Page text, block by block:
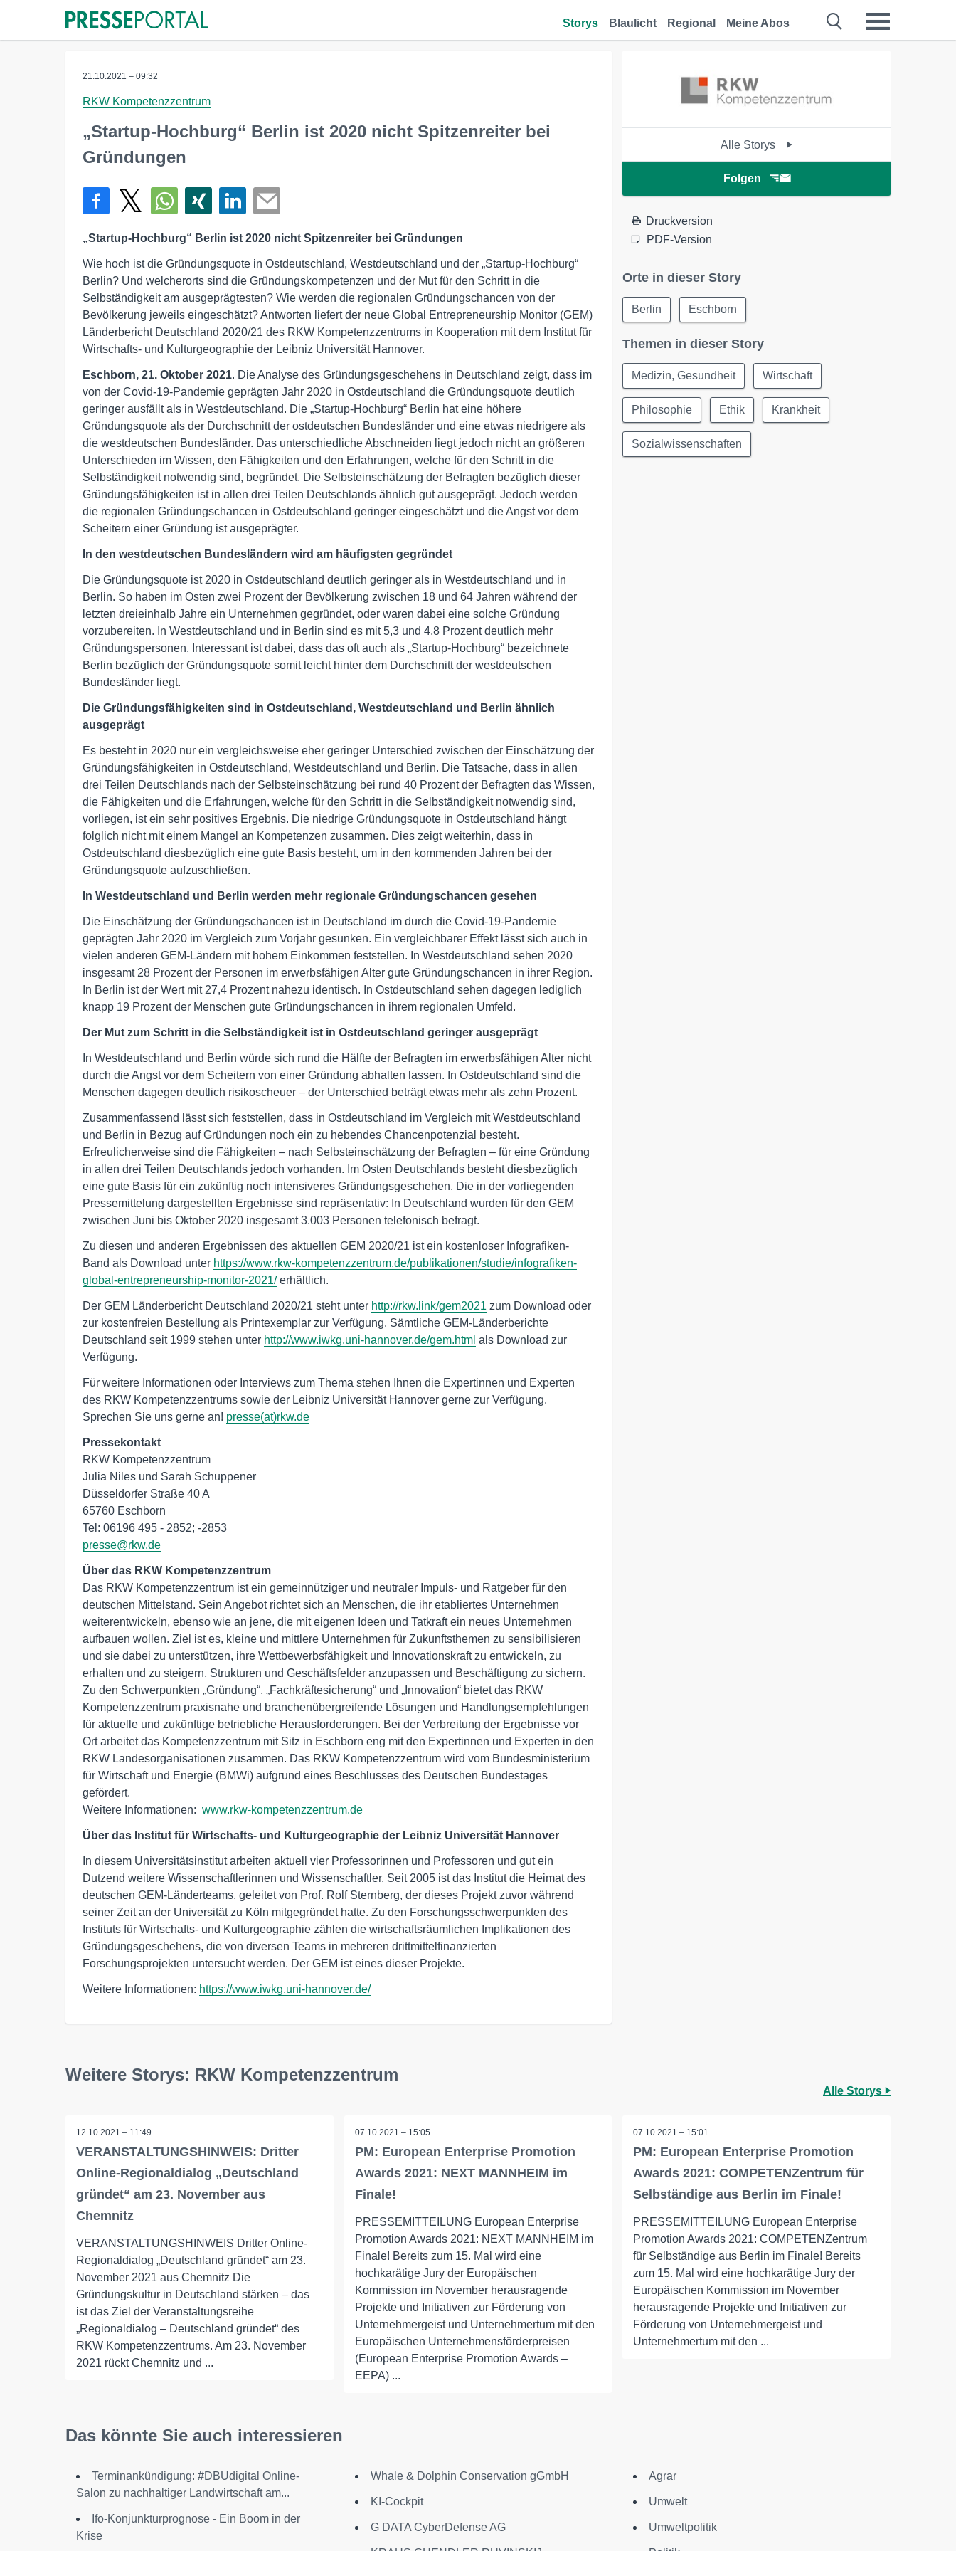
Storys Blaulicht Regional Meine Abos
21.10.2021 – 09:32
RKW Kompetenzzentrum
„Startup-Hochburg“ Berlin ist 2020 nicht Spitzenreiter bei
Gründungen
„Startup-Hochburg“ Berlin ist 2020 nicht Spitzenreiter bei Gründungen
Wie hoch ist die Gründungsquote in Ostdeutschland, Westdeutschland und der „Startup-Hochburg“
Berlin? Und welcherorts sind die Gründungskompetenzen und der Mut für den Schritt in die
Selbständigkeit am ausgeprägtesten? Wie werden die regionalen Gründungschancen von der
Bevölkerung jeweils eingeschätzt? Antworten liefert der neue Global Entrepreneurship Monitor (GEM)
Länderbericht Deutschland 2020/21 des RKW Kompetenzzentrums in Kooperation mit dem Institut für
Wirtschafts- und Kulturgeographie der Leibniz Universität Hannover.
Eschborn, 21. Oktober 2021. Die Analyse des Gründungsgeschehens in Deutschland zeigt, dass im
von der Covid-19-Pandemie geprägten Jahr 2020 in Ostdeutschland die Gründungsquote deutlich
geringer ausfällt als in Westdeutschland. Die „Startup-Hochburg“ Berlin hat eine höhere
Gründungsquote als der Durchschnitt der ostdeutschen Bundesländer und eine etwas niedrigere als
die westdeutschen Bundesländer. Das unterschiedliche Abschneiden liegt jedoch nicht an größeren
Unterschieden im Wissen, den Fähigkeiten und den Erfahrungen, welche für den Schritt in die
Selbständigkeit notwendig sind, begründet. Die Selbsteinschätzung der Befragten bezüglich dieser
Gründungsfähigkeiten ist in allen drei Teilen Deutschlands ähnlich gut ausgeprägt. Jedoch werden
die regionalen Gründungschancen in Ostdeutschland geringer eingeschätzt und die Angst vor dem
Scheitern einer Gründung ist ausgeprägter.
In den westdeutschen Bundesländern wird am häufigsten gegründet
Die Gründungsquote ist 2020 in Ostdeutschland deutlich geringer als in Westdeutschland und in
Berlin. So haben im Osten zwei Prozent der Bevölkerung zwischen 18 und 64 Jahren während der
letzten dreieinhalb Jahre ein Unternehmen gegründet, oder waren dabei eine solche Gründung
vorzubereiten. In Westdeutschland und in Berlin sind es mit 5,3 und 4,8 Prozent deutlich mehr
Gründungspersonen. Interessant ist dabei, dass das oft auch als „Startup-Hochburg“ bezeichnete
Berlin bezüglich der Gründungsquote somit leicht hinter dem Durchschnitt der westdeutschen
Bundesländer liegt.
Die Gründungsfähigkeiten sind in Ostdeutschland, Westdeutschland und Berlin ähnlich
ausgeprägt
Es besteht in 2020 nur ein vergleichsweise eher geringer Unterschied zwischen der Einschätzung der
Gründungsfähigkeiten in Ostdeutschland, Westdeutschland und Berlin. Die Tatsache, dass in allen
drei Teilen Deutschlands nach der Selbsteinschätzung bei rund 40 Prozent der Befragten das Wissen,
die Fähigkeiten und die Erfahrungen, welche für den Schritt in die Selbständigkeit notwendig sind,
vorliegen, ist ein sehr positives Ergebnis. Die niedrige Gründungsquote in Ostdeutschland hängt
folglich nicht mit einem Mangel an Kompetenzen zusammen. Dies zeigt weiterhin, dass in
Ostdeutschland diesbezüglich eine gute Basis besteht, um in den kommenden Jahren bei der
Gründungsquote aufzuschließen.
In Westdeutschland und Berlin werden mehr regionale Gründungschancen gesehen
Die Einschätzung der Gründungschancen ist in Deutschland im durch die Covid-19-Pandemie
geprägten Jahr 2020 im Vergleich zum Vorjahr gesunken. Ein vergleichbarer Effekt lässt sich auch in
vielen anderen GEM-Ländern mit hohem Einkommen feststellen. In Westdeutschland sehen 2020
insgesamt 28 Prozent der Personen im erwerbsfähigen Alter gute Gründungschancen in ihrer Region.
In Berlin ist der Wert mit 27,4 Prozent nahezu identisch. In Ostdeutschland sehen dagegen lediglich
knapp 19 Prozent der Menschen gute Gründungschancen in ihrem regionalen Umfeld.
Der Mut zum Schritt in die Selbständigkeit ist in Ostdeutschland geringer ausgeprägt
In Westdeutschland und Berlin würde sich rund die Hälfte der Befragten im erwerbsfähigen Alter nicht
durch die Angst vor dem Scheitern von einer Gründung abhalten lassen. In Ostdeutschland sind die
Menschen dagegen deutlich risikoscheuer – der Unterschied beträgt etwas mehr als zehn Prozent.
Zusammenfassend lässt sich feststellen, dass in Ostdeutschland im Vergleich mit Westdeutschland
und Berlin in Bezug auf Gründungen noch ein zu hebendes Chancenpotenzial besteht.
Erfreulicherweise sind die Fähigkeiten – nach Selbsteinschätzung der Befragten – für eine Gründung
in allen drei Teilen Deutschlands jedoch vorhanden. Im Osten Deutschlands besteht diesbezüglich
eine gute Basis für ein zukünftig noch intensiveres Gründungsgeschehen. Die in der vorliegenden
Pressemittelung dargestellten Ergebnisse sind repräsentativ: In Deutschland wurden für den GEM
zwischen Juni bis Oktober 2020 insgesamt 3.003 Personen telefonisch befragt.
Zu diesen und anderen Ergebnissen des aktuellen GEM 2020/21 ist ein kostenloser Infografiken-
Band als Download unter https://www.rkw-kompetenzzentrum.de/publikationen/studie/infografiken-
global-entrepreneurship-monitor-2021/erhältlich.
Der GEM Länderbericht Deutschland 2020/21 steht unter http://rkw.link/gem2021 zum Download oder
zur kostenfreien Bestellung als Printexemplar zur Verfügung. Sämtliche GEM-Länderberichte
Deutschland seit 1999 stehen unter http://www.iwkg.uni-hannover.de/gem.html als Download zur
Verfügung.
Für weitere Informationen oder Interviews zum Thema stehen Ihnen die Expertinnen und Experten
des RKW Kompetenzzentrums sowie der Leibniz Universität Hannover gerne zur Verfügung.
Sprechen Sie uns gerne an! presse(at)rkw.de
Pressekontakt
RKW Kompetenzzentrum
Julia Niles und Sarah Schuppener
Düsseldorfer Straße 40 A
65760 Eschborn
presse@rkw.de
Das RKW Kompetenzzentrum ist ein gemeinnütziger und neutraler Impuls- und Ratgeber für den
deutschen Mittelstand. Sein Angebot richtet sich an Menschen, die ihr etabliertes Unternehmen
weiterentwickeln, ebenso wie an jene, die mit eigenen Ideen und Tatkraft ein neues Unternehmen
aufbauen wollen. Ziel ist es, kleine und mittlere Unternehmen für Zukunftsthemen zu sensibilisieren
und sie dabei zu unterstützen, ihre Wettbewerbsfähigkeit und Innovationskraft zu entwickeln, zu
erhalten und zu steigern, Strukturen und Geschäftsfelder anzupassen und Beschäftigung zu sichern.
Zu den Schwerpunkten „Gründung“, „Fachkräftesicherung“ und „Innovation“ bietet das RKW
Kompetenzzentrum praxisnahe und branchenübergreifende Lösungen und Handlungsempfehlungen
für aktuelle und zukünftige betriebliche Herausforderungen. Bei der Verbreitung der Ergebnisse vor
Ort arbeitet das Kompetenzzentrum mit Sitz in Eschborn eng mit den Expertinnen und Experten in den
RKW Landesorganisationen zusammen. Das RKW Kompetenzzentrum wird vom Bundesministerium
für Wirtschaft und Energie (BMWi) aufgrund eines Beschlusses des Deutschen Bundestages
gefördert.
Weitere Informationen: www.rkw-kompetenzzentrum.de
Über das Institut für Wirtschafts- und Kulturgeographie der Leibniz Universität Hannover
In diesem Universitätsinstitut arbeiten aktuell vier Professorinnen und Professoren und gut ein
Dutzend weitere Wissenschaftlerinnen und Wissenschaftler. Seit 2005 ist das Institut die Heimat des
deutschen GEM-Länderteams, geleitet von Prof. Rolf Sternberg, der dieses Projekt zuvor während
seiner Zeit an der Universität zu Köln mitgegründet hatte. Zu den Forschungsschwerpunkten des
Instituts für Wirtschafts- und Kulturgeographie zählen die wirtschaftsräumlichen Implikationen des
Gründungsgeschehens, die von diversen Teams in mehreren drittmittelfinanzierten
Forschungsprojekten untersucht werden. Der GEM ist eines dieser Projekte.
Weitere Informationen: https://www.iwkg.uni-hannover.de/
Alle Storys
Folgen
Druckversion
PDF-Version
Orte in dieser Story
Berlin Eschborn
Themen in dieser Story
Medizin, Gesundheit Wirtschaft
Philosophie Ethik Krankheit
Sozialwissenschaften
Weitere Storys: RKW Kompetenzzentrum
Alle Storys
12.10.2021 – 11:49
VERANSTALTUNGSHINWEIS: Dritter
Online-Regionaldialog „Deutschland
gründet“ am 23. November aus
Chemnitz
VERANSTALTUNGSHINWEIS Dritter Online-
Regionaldialog „Deutschland gründet“ am 23.
November 2021 aus Chemnitz Die
Gründungskultur in Deutschland stärken – das
ist das Ziel der Veranstaltungsreihe
„Regionaldialog – Deutschland gründet“ des
RKW Kompetenzzentrums. Am 23. November
2021 rückt Chemnitz und ...
07.10.2021 – 15:05
PM: European Enterprise Promotion
Awards 2021: NEXT MANNHEIM im
Finale!
PRESSEMITTEILUNG European Enterprise
Promotion Awards 2021: NEXT MANNHEIM im
Finale! Bereits zum 15. Mal wird eine
hochkarätige Jury der Europäischen
Kommission im November herausragende
Projekte und Initiativen zur Förderung von
Unternehmergeist und Unternehmertum mit den
Europäischen Unternehmensförderpreisen
(European Enterprise Promotion Awards –
EEPA) ...
07.10.2021 – 15:01
PM: European Enterprise Promotion
Awards 2021: COMPETENZentrum für
Selbständige aus Berlin im Finale!
PRESSEMITTEILUNG European Enterprise
Promotion Awards 2021: COMPETENZentrum
für Selbständige aus Berlin im Finale! Bereits
zum 15. Mal wird eine hochkarätige Jury der
Europäischen Kommission im November
herausragende Projekte und Initiativen zur
Förderung von Unternehmergeist und
Unternehmertum mit den ...
Das könnte Sie auch interessieren
Terminankündigung: #DBUdigital Online-
Salon zu nachhaltiger Landwirtschaft am...
Ifo-Konjunkturprognose - Ein Boom in der
Krise
Whale & Dolphin Conservation gGmbH
KI-Cockpit
G DATA CyberDefense AG
Agrar
Umwelt
Umweltpolitik